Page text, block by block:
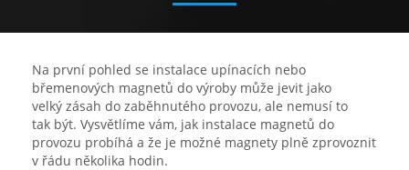
Na první pohled se instalace upínacích nebo
břemenových magnetů do výroby může jevit jako
velký zásah do zaběhnutého provozu, ale nemusí to
tak být. Vysvětlíme vám, jak instalace magnetů do
provozu probíhá a že je možné magnety plně zprovoznit
v řádu několika hodin.